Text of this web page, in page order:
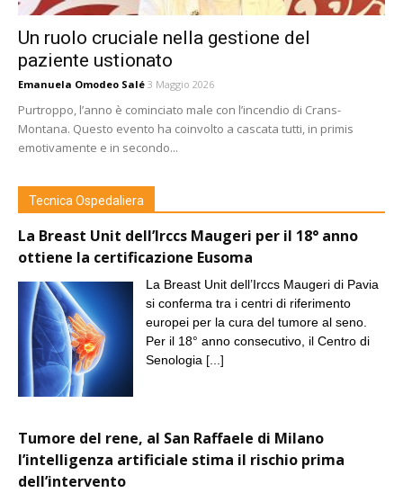
Un ruolo cruciale nella gestione del
paziente ustionato
Emanuela Omodeo Salé 3 Maggio 2026
Purtroppo, l’anno è cominciato male con l’incendio di Crans-
Montana. Questo evento ha coinvolto a cascata tutti, in primis
emotivamente e in secondo...
Tecnica Ospedaliera
La Breast Unit dell’Irccs Maugeri per il 18° anno
ottiene la certificazione Eusoma
La Breast Unit dell’Irccs Maugeri di Pavia
si conferma tra i centri di riferimento
europei per la cura del tumore al seno.
Per il 18° anno consecutivo, il Centro di
Senologia [...]
Tumore del rene, al San Raffaele di Milano
l’intelligenza artificiale stima il rischio prima
dell’intervento